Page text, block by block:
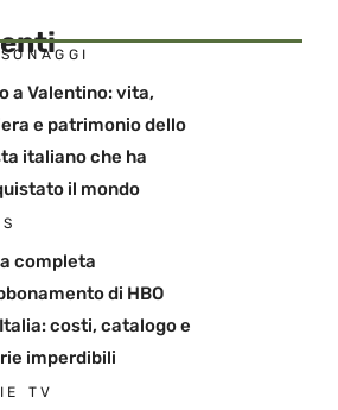
a Valentino: vita,
e patrimonio dello
italiano che ha
il mondo
completa
di HBO
costi, catalogo e
imperdibili
TV